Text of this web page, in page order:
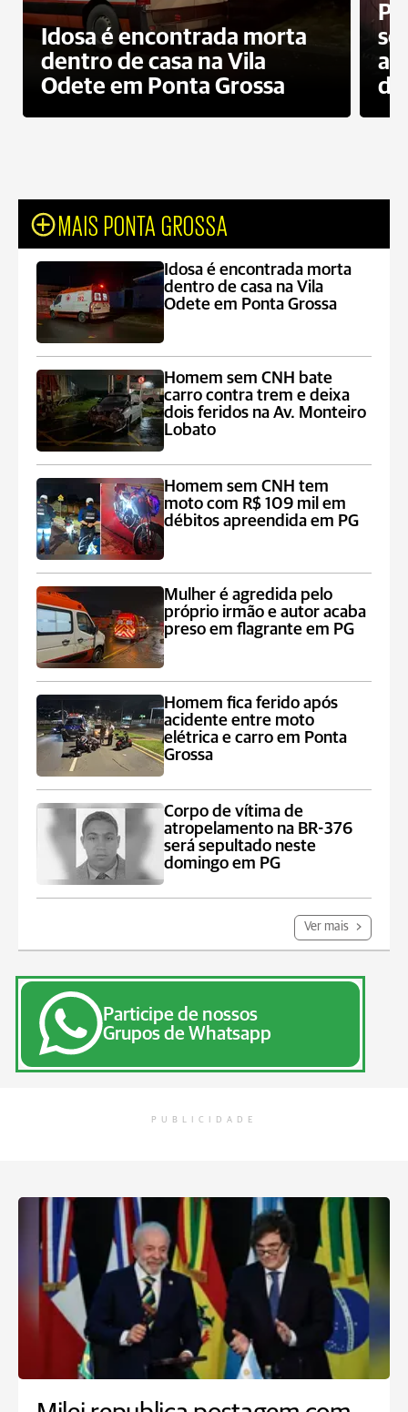
Idosa é encontrada morta
dentro de casa na Vila
Odete em Ponta Grossa
do
MAIS PONTA GROSSA
Idosa é encontrada morta
dentro de casa na Vila
Odete em Ponta Grossa
Homem sem CNH bate
carro contra trem e deixa
dois feridos na Av. Monteiro
Lobato
Homem sem CNH tem
moto com R$ 109 mil em
débitos apreendida em PG
Mulher é agredida pelo
próprio irmão e autor acaba
preso em flagrante em PG
Homem fica ferido após
acidente entre moto
elétrica e carro em Ponta
Grossa
Corpo de vítima de
atropelamento na BR-376
será sepultado neste
domingo em PG
Ver mais
Participe de nossos
Grupos de Whatsapp
PUBLICIDADE